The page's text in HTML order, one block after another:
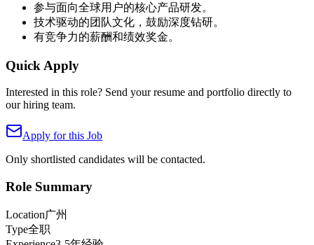
参与面向全球用户的核心产品研发。
技术驱动的团队文化，鼓励深度钻研。
有竞争力的薪酬和绩效奖金。
Quick Apply
Interested in this role? Send your resume and portfolio directly to
our hiring team.
Apply for this Job
Only shortlisted candidates will be contacted.
Role Summary
Location广州
Type全职